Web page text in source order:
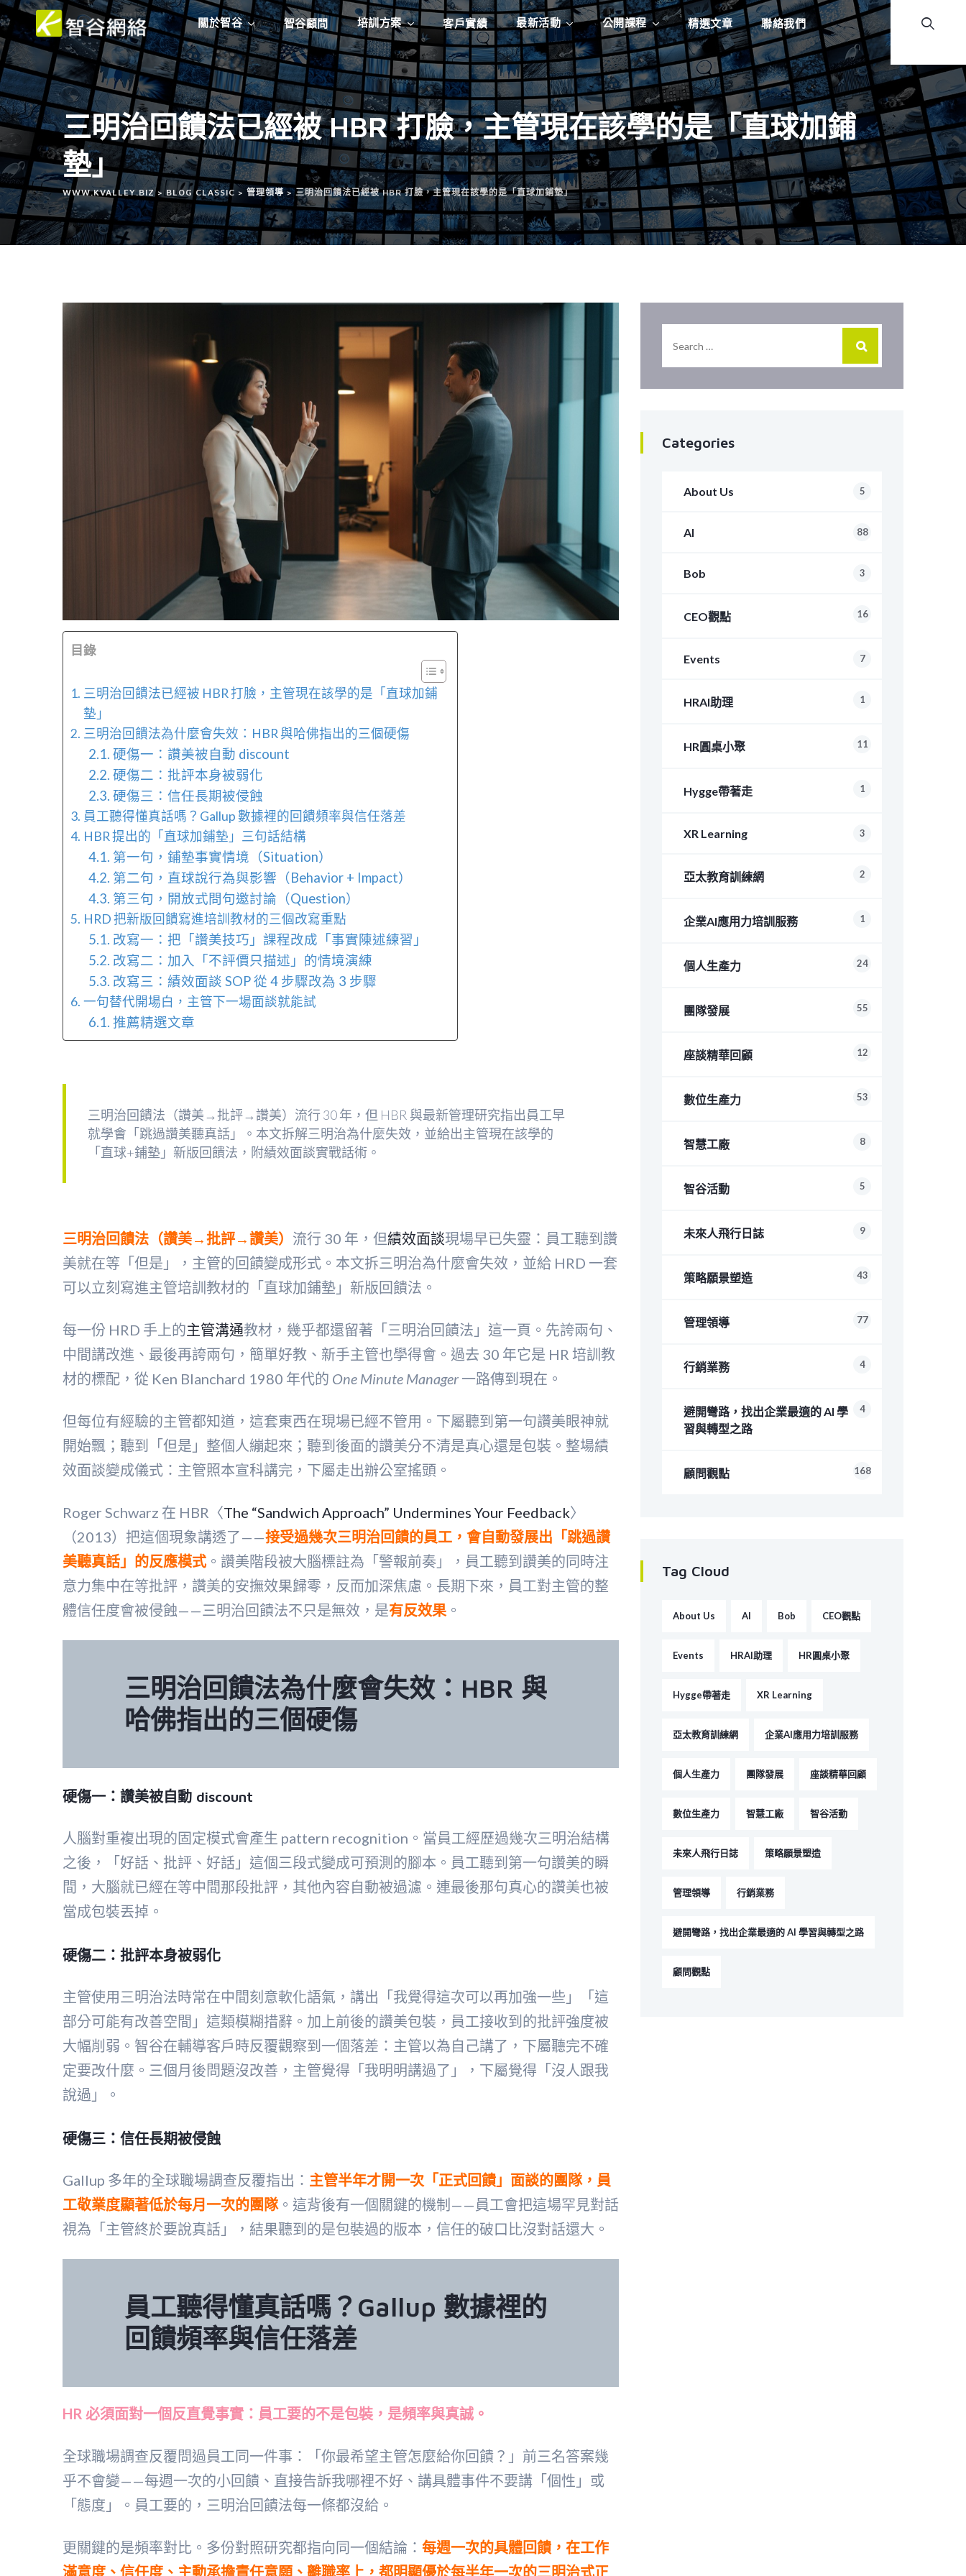
關於智谷 智谷顧問 培訓方案 客戶實績 最新活動 公開課程 精選文章 聯絡我們
三明治回饋法已經被 HBR 打臉，主管現在該學的是「直球加鋪
墊」
WWW.KVALLEY.BIZ > BLOG CLASSIC > 管理領導>三明治回饋法已經被 HBR 打臉，主管現在該學的是「直球加鋪墊」
目錄
三明治回饋法已經被 HBR 打臉，主管現在該學的是「直球加鋪
墊」
三明治回饋法為什麼會失效：HBR 與哈佛指出的三個硬傷
硬傷一：讚美被自動 discount
硬傷二：批評本身被弱化
硬傷三：信任長期被侵蝕
員工聽得懂真話嗎？Gallup 數據裡的回饋頻率與信任落差
HBR 提出的「直球加鋪墊」三句話結構
第一句，鋪墊事實情境（Situation）
第二句，直球說行為與影響（Behavior + Impact）
第三句，開放式問句邀討論（Question）
HRD 把新版回饋寫進培訓教材的三個改寫重點
改寫一：把「讚美技巧」課程改成「事實陳述練習」
改寫二：加入「不評價只描述」的情境演練
改寫三：績效面談 SOP 從 4 步驟改為 3 步驟
一句替代開場白，主管下一場面談就能試
推薦精選文章
三明治回饋法（讚美→批評→讚美）流行 30 年，但 HBR 與最新管理研究指出員工早
就學會「跳過讚美聽真話」。本文拆解三明治為什麼失效，並給出主管現在該學的
「直球+鋪墊」新版回饋法，附績效面談實戰話術。
三明治回饋法（讚美→批評→讚美） 流行 30 年，但績效面談現場早已失靈：員工聽到讚
美就在等「但是」，主管的回饋變成形式。本文拆三明治為什麼會失效，並給 HRD 一套
可以立刻寫進主管培訓教材的「直球加鋪墊」新版回饋法。
每一份 HRD 手上的主管溝通教材，幾乎都還留著「三明治回饋法」這一頁。先誇兩句、
中間講改進、最後再誇兩句，簡單好教、新手主管也學得會。過去 30 年它是 HR 培訓教
材的標配，從 Ken Blanchard 1980 年代的 One Minute Manager 一路傳到現在。
但每位有經驗的主管都知道，這套東西在現場已經不管用。下屬聽到第一句讚美眼神就
開始飄；聽到「但是」整個人繃起來；聽到後面的讚美分不清是真心還是包裝。整場績
效面談變成儀式：主管照本宣科講完，下屬走出辦公室搖頭。
Roger Schwarz 在 HBR〈The “Sandwich Approach” Undermines Your Feedback〉
（2013）把這個現象講透了——接受過幾次三明治回饋的員工，會自動發展出「跳過讚
美聽真話」的反應模式。讚美階段被大腦標註為「警報前奏」，員工聽到讚美的同時注
意力集中在等批評，讚美的安撫效果歸零，反而加深焦慮。長期下來，員工對主管的整
體信任度會被侵蝕——三明治回饋法不只是無效，是有反效果 。
三明治回饋法為什麼會失效：HBR 與
哈佛指出的三個硬傷
硬傷一：讚美被自動 discount
人腦對重複出現的固定模式會產生 pattern recognition。當員工經歷過幾次三明治結構
之後，「好話、批評、好話」這個三段式變成可預測的腳本。員工聽到第一句讚美的瞬
間，大腦就已經在等中間那段批評，其他內容自動被過濾。連最後那句真心的讚美也被
當成包裝丟掉。
硬傷二：批評本身被弱化
主管使用三明治法時常在中間刻意軟化語氣，講出「我覺得這次可以再加強一些」「這
部分可能有改善空間」這類模糊措辭。加上前後的讚美包裝，員工接收到的批評強度被
大幅削弱。智谷在輔導客戶時反覆觀察到一個落差：主管以為自己講了，下屬聽完不確
定要改什麼。三個月後問題沒改善，主管覺得「我明明講過了」，下屬覺得「沒人跟我
說過」。
硬傷三：信任長期被侵蝕
Gallup 多年的全球職場調查反覆指出： 主管半年才開一次「正式回饋」面談的團隊，員
工敬業度顯著低於每月一次的團隊。這背後有一個關鍵的機制——員工會把這場罕見對話
視為「主管終於要說真話」，結果聽到的是包裝過的版本，信任的破口比沒對話還大。
員工聽得懂真話嗎？Gallup 數據裡的
回饋頻率與信任落差
HR 必須面對一個反直覺事實：員工要的不是包裝，是頻率與真誠。
全球職場調查反覆問過員工同一件事：「你最希望主管怎麼給你回饋？」前三名答案幾
乎不會變——每週一次的小回饋、直接告訴我哪裡不好、講具體事件不要講「個性」或
「態度」。員工要的，三明治回饋法每一條都沒給。
更關鍵的是頻率對比。多份對照研究都指向同一個結論： 每週一次的具體回饋，在工作
滿意度、信任度、主動承擔責任意願、離職率上，都明顯優於每半年一次的三明治式正
Categories
About Us 5
AI 88
Bob 3
CEO觀點 16
Events 7
HRAI助理 1
HR圓桌小聚 11
Hygge帶著走 1
XR Learning 3
亞太教育訓練網 2
企業AI應用力培訓服務 1
個人生產力 24
團隊發展 55
座談精華回顧 12
數位生產力 53
智慧工廠 8
智谷活動 5
未來人飛行日誌 9
策略願景塑造 43
管理領導 77
行銷業務 4
避開彎路，找出企業最適的 AI 學
習與轉型之路
4
顧問觀點 168
Tag Cloud
About Us AI Bob CEO觀點
Events HRAI助理 HR圓桌小聚
Hygge帶著走 XR Learning
亞太教育訓練網 企業AI應用力培訓服務
個人生產力 團隊發展 座談精華回顧
數位生產力 智慧工廠 智谷活動
未來人飛行日誌 策略願景塑造
管理領導 行銷業務
避開彎路，找出企業最適的 AI 學習與轉型之路
顧問觀點